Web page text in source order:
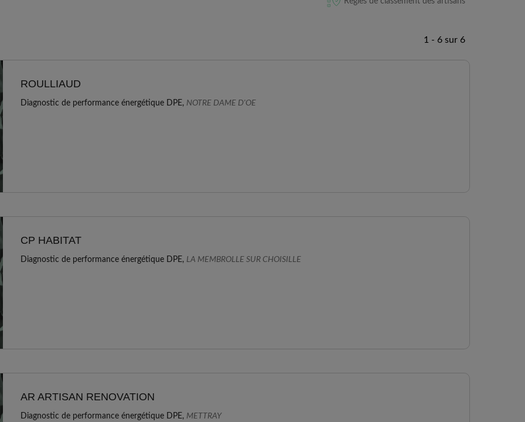
1 - 6 sur 6
ROULLIAUD
Diagnostic de performance énergétique DPE, NOTRE DAME D'OE
CP HABITAT
Diagnostic de performance énergétique DPE, LA MEMBROLLE SUR CHOISILLE
AR ARTISAN RENOVATION
Diagnostic de performance énergétique DPE, METTRAY